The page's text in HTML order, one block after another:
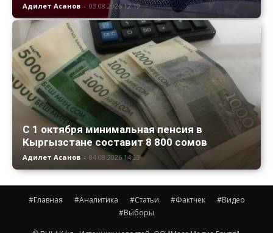
Адилет Асанов - 03.08.2026 12:19
С 1 октября минимальная пенсия в
Кыргызстане составит 8 800 сомов
Адилет Асанов - 04.08.2026 14:53
#Главная #Аналитика #Статьи #Фактчек
#Видео
#Выборы